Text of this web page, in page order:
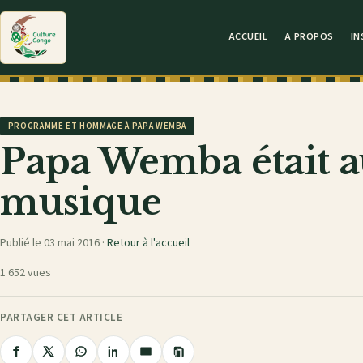
ACCUEIL A PROPOS
PROGRAMME ET HOMMAGE À PAPA WEMBA
Papa Wemba était
musique
Publié le 03 mai 2016 · Retour à l'accueil
1 652 vues
PARTAGER CET ARTICLE
Copier